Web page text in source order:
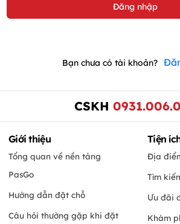
Bạn chưa có tài khoản?
CSKH
Giới thiệu
Tổng quan về nền tảng
PasGo
Hướng dẫn đặt chỗ
Câu hỏi thường gặp khi đặt
Tiện
Địa
Tìm
Ưu đãi
Khám